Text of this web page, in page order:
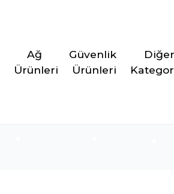
Ağ
Ürünleri
Güvenlik
Ürünleri
Diğer